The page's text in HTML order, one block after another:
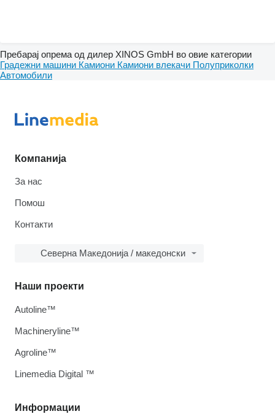
Пребарај опрема од дилер XINOS GmbH во овие категории
Градежни машини Камиони Камиони влекачи Полуприколки
Автомобили
Компанија
За нас
Помош
Контакти
Северна Македонија / македонски
Информации
Наши проекти
Autoline™
Machineryline™
Agroline™
Linemedia Digital ™